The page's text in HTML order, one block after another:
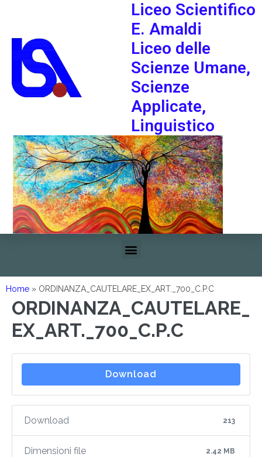
Liceo Scientifico
E. Amaldi
Liceo delle
Scienze Umane,
Scienze
Applicate,
Linguistico
Home » ORDINANZA_CAUTELARE_EX_ART._700_C.P.C
ORDINANZA_CAUTELARE_
EX_ART._700_C.P.C
Download
Download 213
Dimensioni file 2.42 MB